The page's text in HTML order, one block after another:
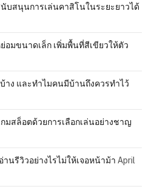
สนุนการเล่นคาสิโนในระยะยาวได้
อมขนาดเล็ก เพิ่มพื้นที่สีเขียวให้ตัว
าง และทำไมคนมีบ้านถึงควรทำไว้
มสล็อตด้วยการเลือกเล่นอย่างชาญ
นรีวิวอย่างไรไม่ให้เจอหน้าม้า April